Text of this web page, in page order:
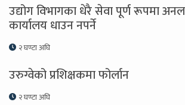
उद्योग विभागका धेरै सेवा पूर्ण रूपमा
कार्यालय धाउन नपर्ने
२ घण्टा अघि
उरुग्वेको प्रशिक्षकमा फोर्लान
२ घण्टा अघि